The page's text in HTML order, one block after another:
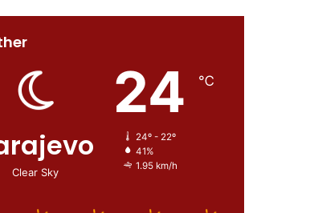
Clear Sky
24 ℃
24º - 22º
41%
1.95 km/h